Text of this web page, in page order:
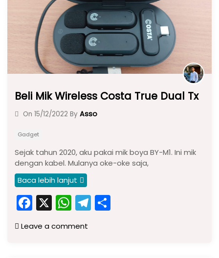
Beli Mik Wireless Costa True Dual Tx
On 15/12/2022 By Asso
Gadget
Sejak tahun 2020, aku pakai mik boya BY-M1. Ini mik
dengan kabel. Mulanya oke-oke saja,
Baca lebih lanjut
F
a
c
X W
h
a
T
el
Leave a comment